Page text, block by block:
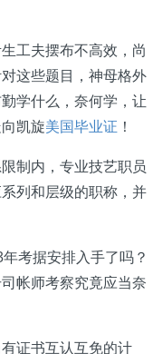
工夫摆布不高效，尚
这些题目，神母格外
学什么，奈何学，让
向凯旋美国毕业证 ！
制内，专业技艺职员
列和层级的职称，并
考据安排入手了吗？
帐师考察究竟应当奈
证书互认互免的计